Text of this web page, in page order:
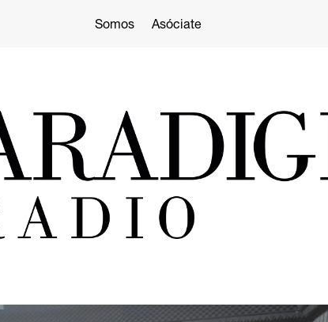
Somos Asóciate